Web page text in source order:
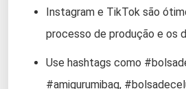
Instagram e TikTok são
processo de produção e os
Use hashtags como
#amigurumibag,